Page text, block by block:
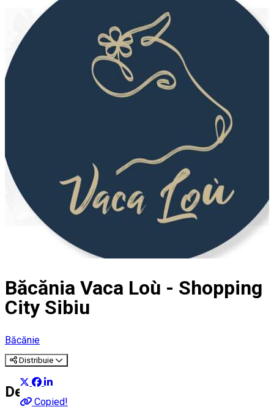
Băcănia Vaca Loù - Shopping
City Sibiu
Băcănie
Distribuie
Copied!
Despre